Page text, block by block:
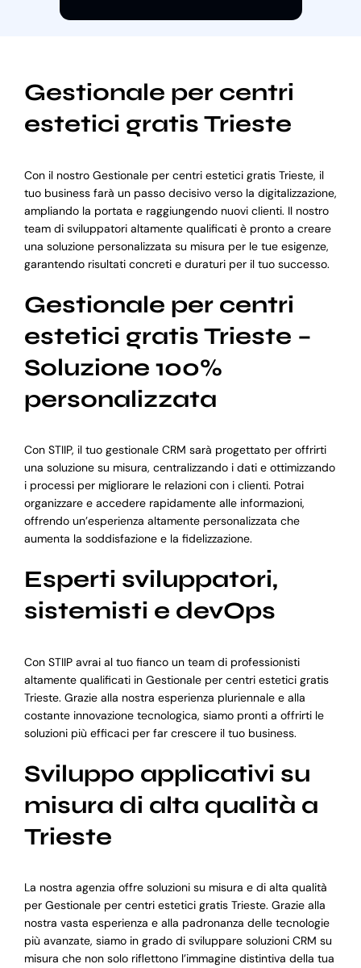
Gestionale per centri
estetici gratis Trieste
Con il nostro Gestionale per centri estetici gratis Trieste, il
tuo business farà un passo decisivo verso la digitalizzazione,
ampliando la portata e raggiungendo nuovi clienti. Il nostro
team di sviluppatori altamente qualificati è pronto a creare
una soluzione personalizzata su misura per le tue esigenze,
garantendo risultati concreti e duraturi per il tuo successo.
Gestionale per centri
estetici gratis Trieste –
Soluzione 100%
personalizzata
Con STIIP, il tuo gestionale CRM sarà progettato per offrirti
una soluzione su misura, centralizzando i dati e ottimizzando
i processi per migliorare le relazioni con i clienti. Potrai
organizzare e accedere rapidamente alle informazioni,
offrendo un’esperienza altamente personalizzata che
aumenta la soddisfazione e la fidelizzazione.
Esperti sviluppatori,
sistemisti e devOps
Con STIIP avrai al tuo fianco un team di professionisti
altamente qualificati in Gestionale per centri estetici gratis
Trieste. Grazie alla nostra esperienza pluriennale e alla
costante innovazione tecnologica, siamo pronti a offrirti le
soluzioni più efficaci per far crescere il tuo business.
Sviluppo applicativi su
misura di alta qualità a
Trieste
La nostra agenzia offre soluzioni su misura e di alta qualità
per Gestionale per centri estetici gratis Trieste. Grazie alla
nostra vasta esperienza e alla padronanza delle tecnologie
più avanzate, siamo in grado di sviluppare soluzioni CRM su
misura che non solo riflettono l’immagine distintiva della tua